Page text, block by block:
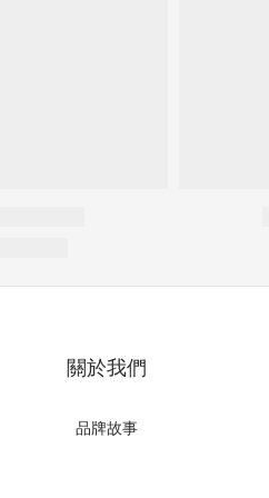
關於我們
品牌故事